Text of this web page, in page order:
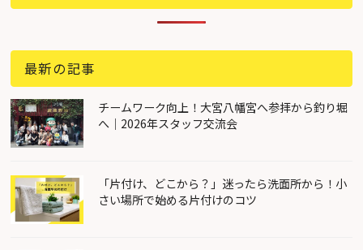
最新の記事
チームワーク向上！大宮八幡宮へ参拝から釣り堀
へ｜2026年スタッフ交流会
「片付け、どこから？」迷ったら洗面所から！小
さい場所で始める片付けのコツ